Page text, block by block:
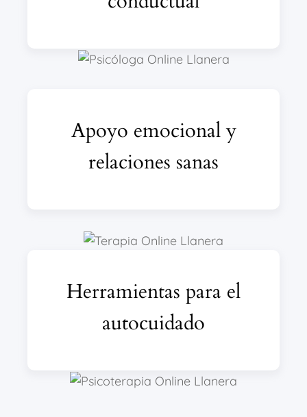
Apoyo emocional y
relaciones sanas
Herramientas para el
autocuidado